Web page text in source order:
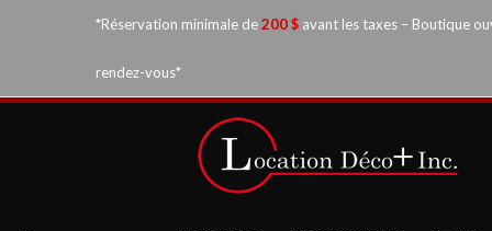
*Réservation minimale de200 $avant les taxes – Boutique
rendez-vous*